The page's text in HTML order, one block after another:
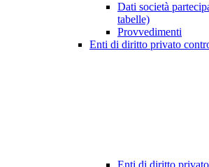
Dati società
tabelle)
Provvedimenti
Enti di diritto privato